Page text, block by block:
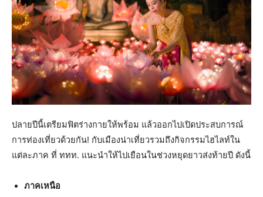
ปลายปีนี้เตรียมฟิตร่างกายให้พร้อม แล้วออกไปเปิดประสบการณ์
การท่องเที่ยวด้วยกัน! กับเมืองน่าเที่ยวรวมถึงกิจกรรมไฮไลท์ใน
แต่ละภาค ที่ ททท. แนะนำให้ไปเยือนในช่วงหยุดยาวส่งท้ายปี ดังนี้
ภาคเหนือ